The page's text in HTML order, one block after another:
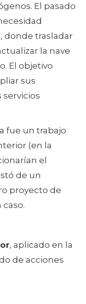
El pasado
donde trasladar
la nave
El objetivo
sus
servicios
fue un trabajo
(en la
el
de un
proyecto de
, aplicado en la
de acciones